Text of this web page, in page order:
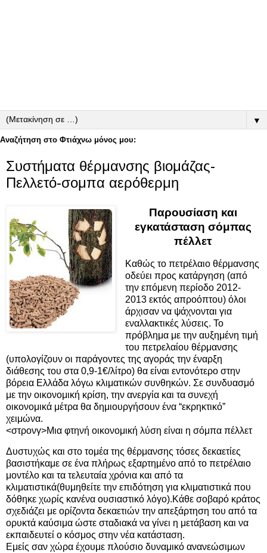
▼
Αναζήτηση στο Φτιάχνω μόνος μου:
Συστήματα θέρμανσης βιομάζας-
Πελλετό-σομπα αερόθερμη
Παρουσίαση και
εγκατάσταση σόμπας
πέλλετ
Καθώς το πετρέλαιο θέρμανσης
οδεύει προς κατάργηση (από
την επόμενη περίοδο 2012-
2013 εκτός απροόπτου) όλοι
άρχισαν να ψάχνονται για
εναλλακτικές λύσεις. Το
πρόβλημα με την αυξημένη τιμή
του πετρελαίου θέρμανσης
(υπολογίζουν οι παράγοντες της αγοράς την έναρξη
διάθεσης του στα 0,9-1€/λίτρο) θα είναι εντονότερο στην
βόρεια Ελλάδα λόγω κλιματικών συνθηκών. Σε συνδυασμό
με την οικονομική κρίση, την ανεργία και τα συνεχή
οικονομικά μέτρα θα δημιουργήσουν ένα “εκρηκτικό”
χειμώνα.
<στρονγ>Μια φτηνή οικονομική λύση είναι η σόμπα πέλλετ
Δυστυχώς και στο τομέα της θέρμανσης τόσες δεκαετίες
βασιστήκαμε σε ένα πλήρως εξαρτημένο από το πετρέλαιο
μοντέλο και τα τελευταία χρόνια και από τα
κλιματιστικά(θυμηθείτε την επιδότηση για κλιματιστικά που
δόθηκε χωρίς κανένα ουσιαστικό λόγο).Κάθε σοβαρό κράτος
σχεδιάζει με ορίζοντα δεκαετιών την απεξάρτηση του από τα
ορυκτά καύσιμα ώστε σταδιακά να γίνει η μετάβαση και να
εκπαιδευτεί ο κόσμος στην νέα κατάσταση.
Εμείς σαν χώρα έχουμε πλούσιο δυναμικό ανανεώσιμων